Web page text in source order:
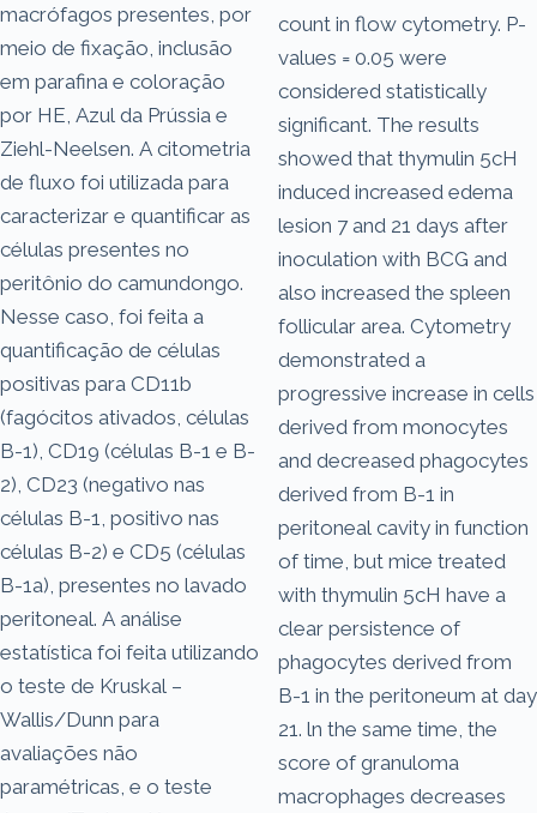
macrófagos presentes, por
meio de fixação, inclusão
em parafina e coloração
por HE, Azul da Prússia e
Ziehl-Neelsen. A citometria
de fluxo foi utilizada para
caracterizar e quantificar as
células presentes no
peritônio do camundongo.
Nesse caso, foi feita a
quantificação de células
positivas para CD11b
(fagócitos ativados, células
B-1), CD19 (células B-1 e B-
2), CD23 (negativo nas
células B-1, positivo nas
células B-2) e CD5 (células
B-1a), presentes no lavado
peritoneal. A análise
estatística foi feita utilizando
o teste de Kruskal –
Wallis/Dunn para
avaliações não
paramétricas, e o teste
count in flow cytometry. P-
values = 0.05 were
considered statistically
significant. The results
showed that thymulin 5cH
induced increased edema
lesion 7 and 21 days after
inoculation with BCG and
also increased the spleen
follicular area. Cytometry
demonstrated a
progressive increase in cells
derived from monocytes
and decreased phagocytes
derived from B-1 in
peritoneal cavity in function
of time, but mice treated
with thymulin 5cH have a
clear persistence of
phagocytes derived from
B-1 in the peritoneum at day
21. ln the same time, the
score of granuloma
macrophages decreases